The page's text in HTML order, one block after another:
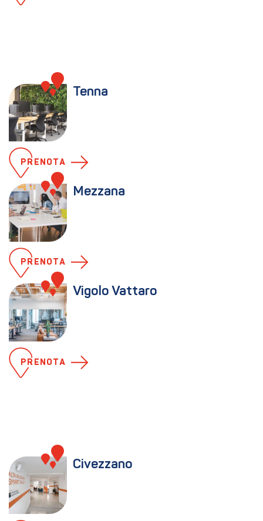
Tenna
PRENOTA
Mezzana
PRENOTA
Vigolo Vattaro
PRENOTA
Civezzano